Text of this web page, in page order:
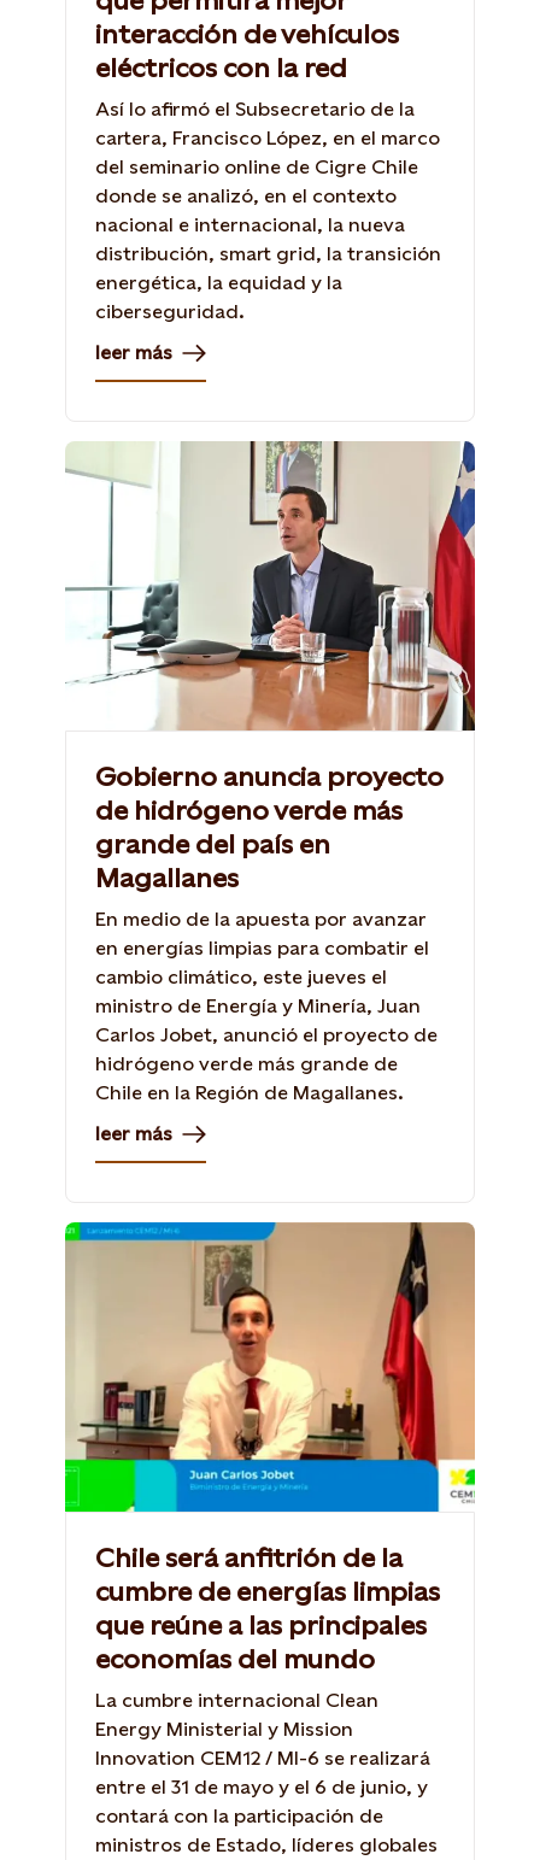
interacción de vehículos
eléctricos con la red
Así lo afirmó el Subsecretario de la
cartera, Francisco López, en el marco
del seminario online de Cigre Chile
donde se analizó, en el contexto
nacional e internacional, la nueva
distribución, smart grid, la transición
energética, la equidad y la
ciberseguridad.
leer más
Gobierno anuncia proyecto
de hidrógeno verde más
grande del país en
Magallanes
En medio de la apuesta por avanzar
en energías limpias para combatir el
cambio climático, este jueves el
ministro de Energía y Minería, Juan
Carlos Jobet, anunció el proyecto de
hidrógeno verde más grande de
Chile en la Región de Magallanes.
leer más
Chile será anfitrión de la
cumbre de energías limpias
que reúne a las principales
economías del mundo
La cumbre internacional Clean
Energy Ministerial y Mission
Innovation CEM12 / MI-6 se realizará
entre el 31 de mayo y el 6 de junio, y
contará con la participación de
ministros de Estado, líderes globales